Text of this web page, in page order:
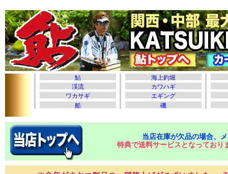
当店在庫が欠品の場合、
特典で送料サービスとなっており